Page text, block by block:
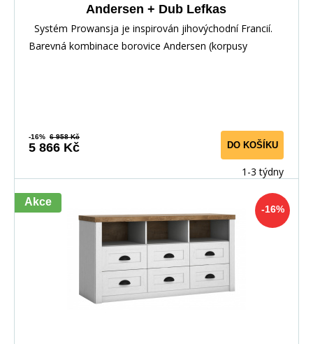
Andersen + Dub Lefkas
Systém Prowansja je inspirován jihovýchodní Francií.
Barevná kombinace borovice Andersen (korpusy
-16% 6 958 Kč
5 866 Kč DO KOŠÍKU
1-3 týdny
-16%
Akce